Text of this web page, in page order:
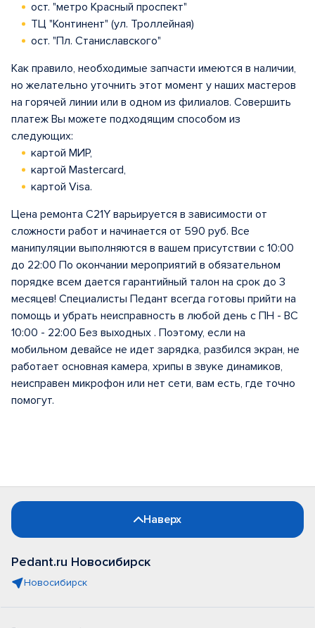
ост. "метро Красный проспект"
ТЦ "Континент" (ул. Троллейная)
ост. "Пл. Станиславского"
Как правило, необходимые запчасти имеются в наличии,
но желательно уточнить этот момент у наших мастеров
на горячей линии или в одном из филиалов. Совершить
платеж Вы можете подходящим способом из
следующих:
картой МИР,
картой Mastercard,
картой Visa.
Цена ремонта C21Y варьируется в зависимости от
сложности работ и начинается от 590 руб. Все
манипуляции выполняются в вашем присутствии с 10:00
до 22:00 По окончании мероприятий в обязательном
порядке всем дается гарантийный талон на срок до 3
месяцев! Специалисты Педант всегда готовы прийти на
помощь и убрать неисправность в любой день с ПН - ВС
10:00 - 22:00 Без выходных . Поэтому, если на
мобильном девайсе не идет зарядка, разбился экран, не
работает основная камера, хрипы в звуке динамиков,
неисправен микрофон или нет сети, вам есть, где точно
помогут.
Наверх
Pedant.ru Новосибирск
Новосибирск